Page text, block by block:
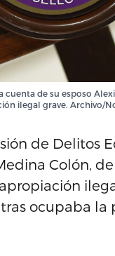
de su esposo
ilegal grave. Archivo/
de Delitos
Colón,
ocupaba la